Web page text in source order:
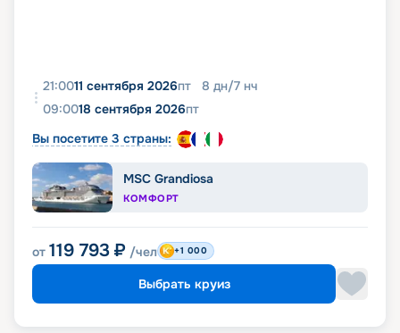
21:0011 сентября 2026пт 8 дн/7 нч
09:0018 сентября 2026пт
Вы посетите 3 страны:
MSC Grandiosa
КОМФОРТ
от 119 793 ₽ /чел +1 000
Выбрать круиз